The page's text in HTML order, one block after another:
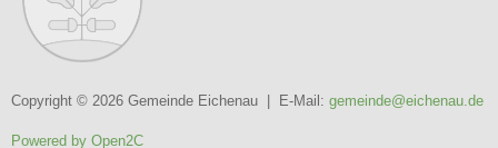
Copyright © 2026 Gemeinde Eichenau | E-Mail: gemeinde@eichenau.de
Powered by Open2C